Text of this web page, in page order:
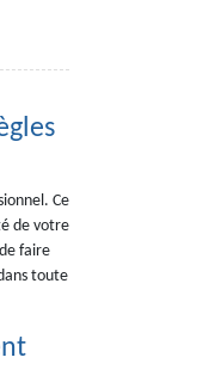
Ce
de votre
faire
toute